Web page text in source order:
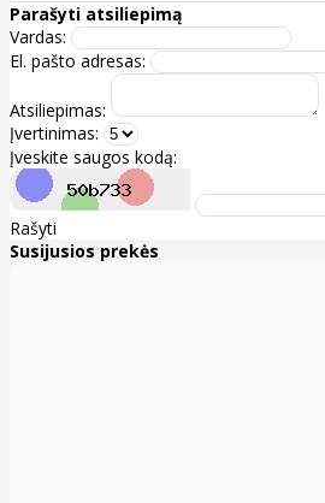
Parašyti atsiliepimą
Vardas:
El. pašto adresas:
Atsiliepimas:
Įvertinimas:
Įveskite saugos kodą:
Rašyti
Susijusios prekės